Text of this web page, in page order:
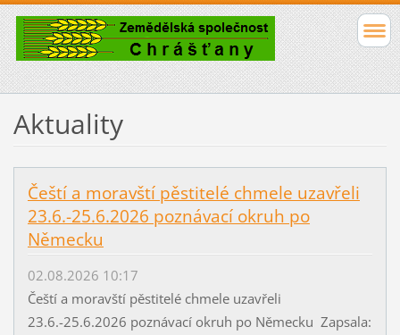
Aktuality
Čeští a moravští pěstitelé chmele uzavřeli
23.6.-25.6.2026 poznávací okruh po
Německu
02.08.2026 10:17
Čeští a moravští pěstitelé chmele uzavřeli
23.6.-25.6.2026 poznávací okruh po Německu Zapsala: